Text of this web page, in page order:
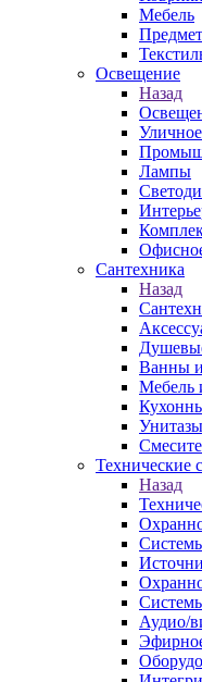
Мебель
Освещение
Назад
Лампы
Сантехника
Назад
Ванны
Мебель
Технические
Назад
Аудио/